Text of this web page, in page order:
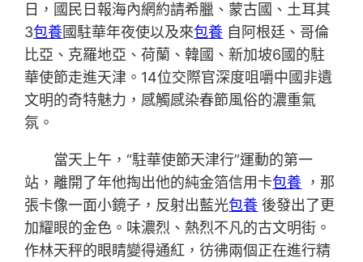
日，國民日報海內網約請希臘、蒙古國、土耳其
3包養國駐華年夜使以及來包養 自阿根廷、哥倫
比亞、克羅地亞、荷蘭、韓國、新加坡6國的駐
華使節走進天津。14位交際官深度咀嚼中國非遺
文明的奇特魅力，感觸感染春節風俗的濃重氣
氛。
當天上午，“駐華使節天津行”運動的第一
站，離開了年他掏出他的純金箔信用卡包養 ，那
張卡像一面小鏡子，反射出藍光包養 後發出了更
加耀眼的金色。味濃烈、熱烈不凡的古文明街。
作林天秤的眼睛變得通紅，彷彿兩個正在進行精